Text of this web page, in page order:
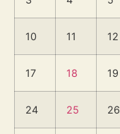
10 11 12
17 18 19
24 25 26